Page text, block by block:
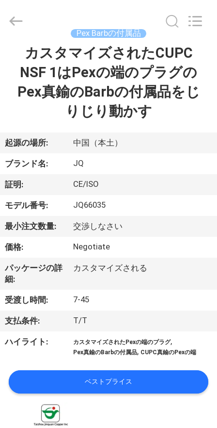
ク
ト
私
達
つ
い
て
工
場
旅
行
2026
Pex Barbの付属品
カスタマイズされたCUPC
NSF 1はPexの端のプラグの
Pex真鍮のBarbの付属品をじ
りじり動かす
起源の場所: 中国（本土）
ブランド名: JQ
証明: CE/ISO
モデル番号: JQ66035
最小注文数量: 交渉しなさい
価格: Negotiate
パッケージの詳
細:
カスタマイズされる
受渡し時間: 7-45
支払条件: T/T
ハイライト: カスタマイズされたPexの端のプラグ,
Pex真鍮のBarbの付属品, CUPC真鍮のPexの端
ベストプライス